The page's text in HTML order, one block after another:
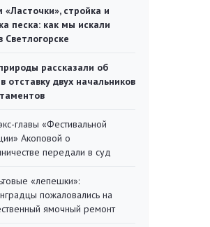
стройка и
песка: как мы искали
Светлогорске
рассказали об
отставку двух начальников
главы «Фестивальной
Акоповой о
передали в суд
«лепешки»:
пожаловались на
ямочный ремонт